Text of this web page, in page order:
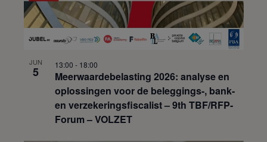
JUN
5
Meerwaardebelasting 2026: analyse en
oplossingen voor de beleggings-, bank-
en verzekeringsfiscalist – 9th TBF/RFP-
Forum – VOLZET
13:00 - 18:00